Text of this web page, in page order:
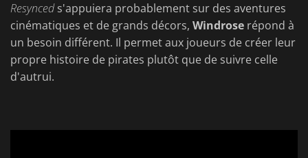
Resynceds'appuiera probablement sur des aventures
cinématiques et de grands décors, Windrose répond à
un besoin différent. Il permet aux joueurs de créer leur
propre histoire de pirates plutôt que de suivre celle
d'autrui.